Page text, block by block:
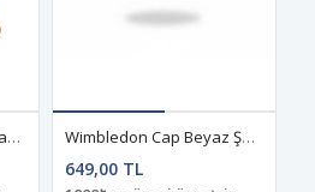
Wimbledon Cap Sand Şapka Wimbledon Cap Beyaz Şapka
649,00 TL